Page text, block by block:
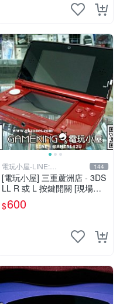
電玩小屋-LINE:
@AHZ5142U
144
[電玩小屋] 三重蘆洲店 - 3DS
LL R 或 L 按鍵開關 [現場維
修]
$600